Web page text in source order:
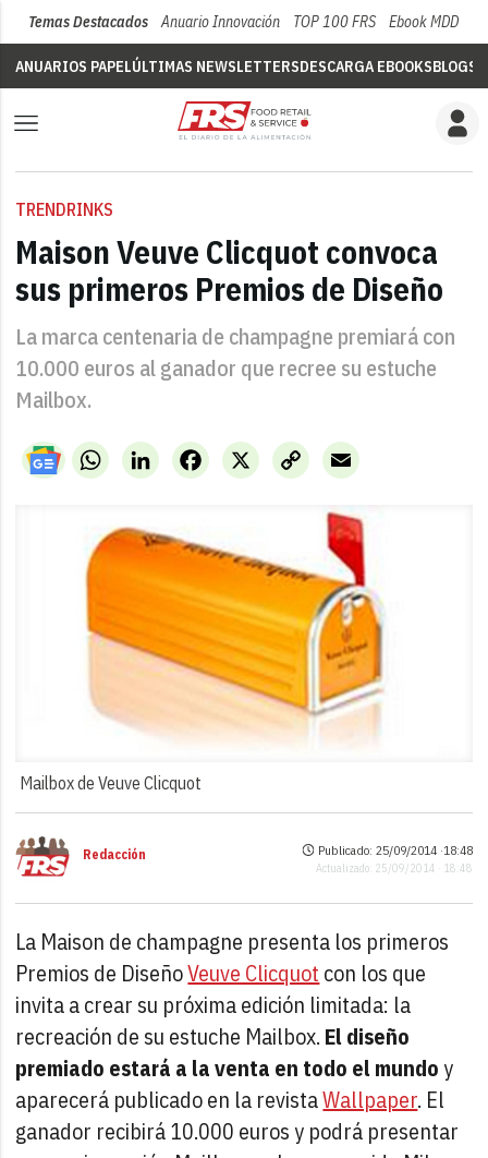
Temas Destacados Anuario Innovación TOP 100 FRS Ebook MDD
ANUARIOS PAPELÚLTIMAS NEWSLETTERSDESCARGA EBOOKSBLOGS
TRENDRINKS
Maison Veuve Clicquot convoca
sus primeros Premios de Diseño
La marca centenaria de champagne premiará con
10.000 euros al ganador que recree su estuche
Mailbox.
WhatsAppLinkedIn X
Facebook
Copy
Link
Email
Mailbox de Veuve Clicquot
Redacción Publicado: 25/09/2014 ·18:48
Actualizado: 25/09/2014 · 18:48
La Maison de champagne presenta los primeros
Premios de DiseñoVeuve Clicquot con los que
invita a crear su próxima edición limitada: la
recreación de su estuche Mailbox. El diseño
premiado estará a la venta en todo el mundoy
aparecerá publicado en la revistaWallpaper. El
ganador recibirá 10.000 euros y podrá presentar